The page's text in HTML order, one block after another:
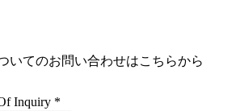
いてのお問い合わせはこちらから
Inquiry *